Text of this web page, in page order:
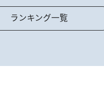
ランキング一覧